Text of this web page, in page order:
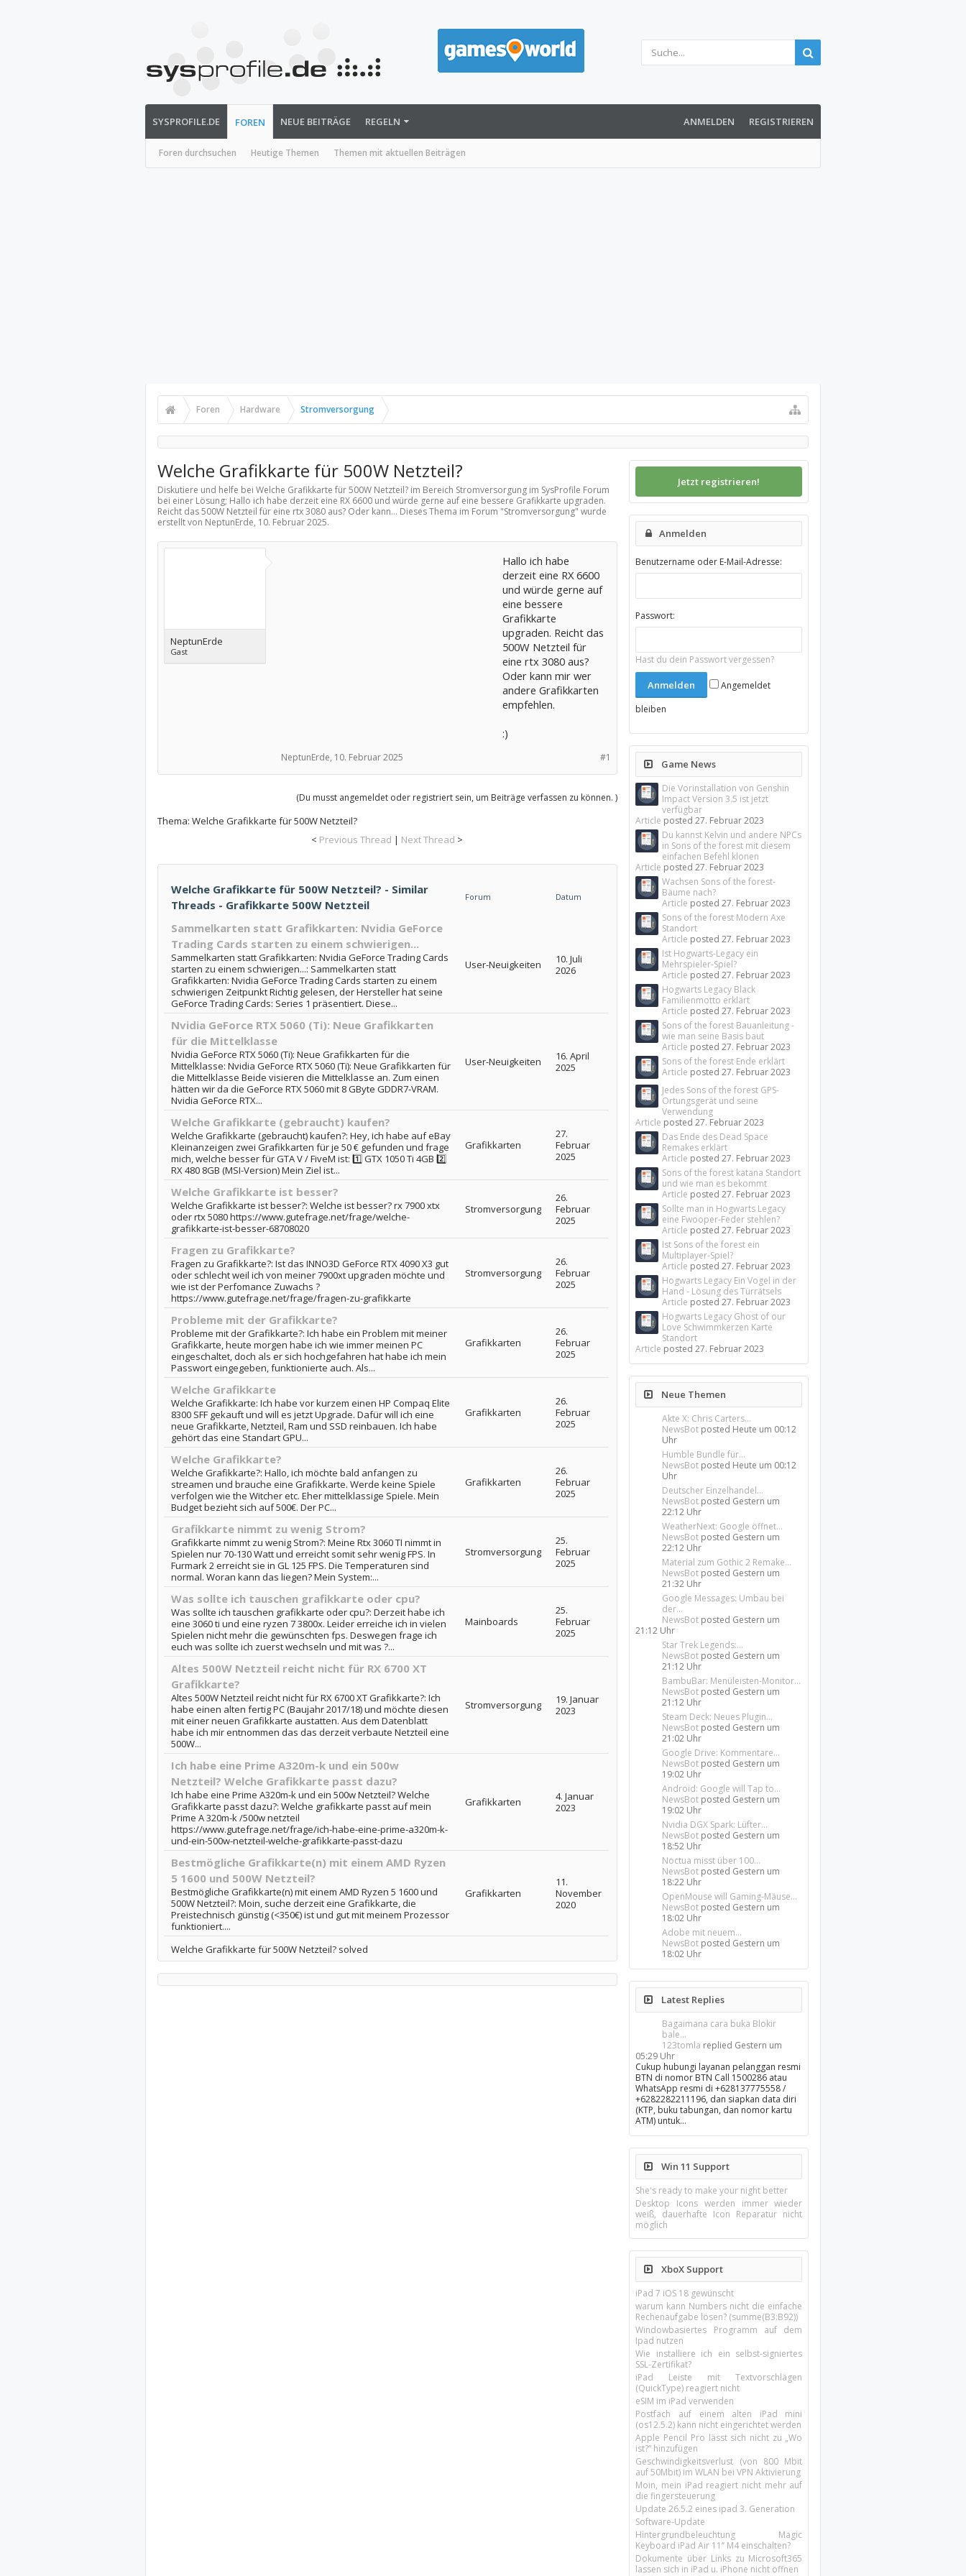
SYSPROFILE.DE FOREN
Foren durchsuchen Heutige Themen Themen mit aktuellen Beiträgen
NEUE BEITRÄGE REGELN ANMELDEN REGISTRIEREN
Foren Hardware Stromversorgung
Welche Grafikkarte für 500W Netzteil?
Diskutiere und helfe bei Welche Grafikkarte für 500W Netzteil? im Bereich Stromversorgungim SysProfile Forum
bei einer Lösung; Hallo ich habe derzeit eine RX 6600 und würde gerne auf eine bessere Grafikkarte upgraden.
Reicht das 500W Netzteil für eine rtx 3080 aus? Oder kann... Dieses Thema im Forum "Stromversorgung" wurde
erstellt von NeptunErde, 10. Februar 2025.
NeptunErde
Gast
Hallo ich habe
derzeit eine RX 6600
und würde gerne auf
eine bessere
Grafikkarte
upgraden. Reicht das
500W Netzteil für
eine rtx 3080 aus?
Oder kann mir wer
andere Grafikkarten
empfehlen.
:)
#1
NeptunErde, 10. Februar 2025
(Du musst angemeldet oder registriert sein, um Beiträge verfassen zu können. )
Thema: Welche Grafikkarte für 500W Netzteil?
< Previous Thread | Next Thread >
Welche Grafikkarte für 500W Netzteil? - Similar
Threads - Grafikkarte 500W Netzteil
Forum Datum
Sammelkarten statt Grafikkarten: Nvidia GeForce
Trading Cards starten zu einem schwierigen...
Sammelkarten statt Grafikkarten: Nvidia GeForce Trading Cards
starten zu einem schwierigen...: Sammelkarten statt
Grafikkarten: Nvidia GeForce Trading Cards starten zu einem
schwierigen Zeitpunkt Richtig gelesen, der Hersteller hat seine
GeForce Trading Cards: Series 1 präsentiert. Diese...
User-Neuigkeiten
10. Juli
2026
Nvidia GeForce RTX 5060 (Ti): Neue Grafikkarten
für die Mittelklasse
Nvidia GeForce RTX 5060 (Ti): Neue Grafikkarten für die
Mittelklasse: Nvidia GeForce RTX 5060 (Ti): Neue Grafikkarten für
die Mittelklasse Beide visieren die Mittelklasse an. Zum einen
hätten wir da die GeForce RTX 5060 mit 8 GByte GDDR7-VRAM.
Nvidia GeForce RTX...
User-Neuigkeiten
16. April
2025
Welche Grafikkarte (gebraucht) kaufen?
Welche Grafikkarte (gebraucht) kaufen?: Hey, ich habe auf eBay
Kleinanzeigen zwei Grafikkarten für je 50 € gefunden und frage
mich, welche besser für GTA V / FiveM ist: 1️⃣ GTX 1050 Ti 4GB 2️⃣
RX 480 8GB (MSI-Version) Mein Ziel ist...
Grafikkarten
27.
Februar
2025
Welche Grafikkarte ist besser?
Welche Grafikkarte ist besser?: Welche ist besser? rx 7900 xtx
oder rtx 5080 https://www.gutefrage.net/frage/welche-
grafikkarte-ist-besser-68708020
Stromversorgung
26.
Februar
2025
Fragen zu Grafikkarte?
Fragen zu Grafikkarte?: Ist das INNO3D GeForce RTX 4090 X3 gut
oder schlecht weil ich von meiner 7900xt upgraden möchte und
wie ist der Perfomance Zuwachs ?
https://www.gutefrage.net/frage/fragen-zu-grafikkarte
Stromversorgung
26.
Februar
2025
Probleme mit der Grafikkarte?
Probleme mit der Grafikkarte?: Ich habe ein Problem mit meiner
Grafikkarte, heute morgen habe ich wie immer meinen PC
eingeschaltet, doch als er sich hochgefahren hat habe ich mein
Passwort eingegeben, funktionierte auch. Als...
Grafikkarten
26.
Februar
2025
Welche Grafikkarte
Welche Grafikkarte: Ich habe vor kurzem einen HP Compaq Elite
8300 SFF gekauft und will es jetzt Upgrade. Dafür will ich eine
neue Grafikkarte, Netzteil, Ram und SSD reinbauen. Ich habe
gehört das eine Standart GPU...
Grafikkarten
26.
Februar
2025
Welche Grafikkarte?
Welche Grafikkarte?: Hallo, ich möchte bald anfangen zu
streamen und brauche eine Grafikkarte. Werde keine Spiele
verfolgen wie the Witcher etc. Eher mittelklassige Spiele. Mein
Budget bezieht sich auf 500€. Der PC...
Grafikkarten
26.
Februar
2025
Grafikkarte nimmt zu wenig Strom?
Grafikkarte nimmt zu wenig Strom?: Meine Rtx 3060 TI nimmt in
Spielen nur 70-130 Watt und erreicht somit sehr wenig FPS. In
Furmark 2 erreicht sie in GL 125 FPS. Die Temperaturen sind
normal. Woran kann das liegen? Mein System:...
Stromversorgung
25.
Februar
2025
Was sollte ich tauschen grafikkarte oder cpu?
Was sollte ich tauschen grafikkarte oder cpu?: Derzeit habe ich
eine 3060 ti und eine ryzen 7 3800x. Leider erreiche ich in vielen
Spielen nicht mehr die gewünschten fps. Deswegen frage ich
euch was sollte ich zuerst wechseln und mit was ?...
Mainboards
25.
Februar
2025
Altes 500W Netzteil reicht nicht für RX 6700 XT
Grafikkarte?
Altes 500W Netzteil reicht nicht für RX 6700 XT Grafikkarte?: Ich
habe einen alten fertig PC (Baujahr 2017/18) und möchte diesen
mit einer neuen Grafikkarte austatten. Aus dem Datenblatt
habe ich mir entnommen das das derzeit verbaute Netzteil eine
500W...
Stromversorgung
19. Januar
2023
Ich habe eine Prime A320m-k und ein 500w
Netzteil? Welche Grafikkarte passt dazu?
Ich habe eine Prime A320m-k und ein 500w Netzteil? Welche
Grafikkarte passt dazu?: Welche grafikkarte passt auf mein
Prime A 320m-k /500w netzteil
https://www.gutefrage.net/frage/ich-habe-eine-prime-a320m-k-
und-ein-500w-netzteil-welche-grafikkarte-passt-dazu
Grafikkarten
4. Januar
2023
Bestmögliche Grafikkarte(n) mit einem AMD Ryzen
5 1600 und 500W Netzteil?
Bestmögliche Grafikkarte(n) mit einem AMD Ryzen 5 1600 und
500W Netzteil?: Moin, suche derzeit eine Grafikkarte, die
Preistechnisch günstig (<350€) ist und gut mit meinem Prozessor
funktioniert....
Grafikkarten
11.
November
2020
Welche Grafikkarte für 500W Netzteil? solved
Jetzt registrieren!
Anmelden
Benutzername oder E-Mail-Adresse:
Passwort:
Hast du dein Passwort vergessen?
Angemeldet
bleiben
Game News
Die Vorinstallation von Genshin
Impact Version 3.5 ist jetzt
verfügbar
Article posted27. Februar 2023
Du kannst Kelvin und andere NPCs
in Sons of the forest mit diesem
einfachen Befehl klonen
Article posted27. Februar 2023
Wachsen Sons of the forest-
Bäume nach?
Article posted27. Februar 2023
Sons of the forest Modern Axe
Standort
Article posted27. Februar 2023
Ist Hogwarts-Legacy ein
Mehrspieler-Spiel?
Article posted27. Februar 2023
Hogwarts Legacy Black
Familienmotto erklärt
Article posted27. Februar 2023
Sons of the forest Bauanleitung -
wie man seine Basis baut
Article posted27. Februar 2023
Sons of the forest Ende erklärt
Article posted27. Februar 2023
Jedes Sons of the forest GPS-
Ortungsgerät und seine
Verwendung
Article posted27. Februar 2023
Das Ende des Dead Space
Remakes erklärt
Article posted27. Februar 2023
Sons of the forest katana Standort
und wie man es bekommt
Article posted27. Februar 2023
Sollte man in Hogwarts Legacy
eine Fwooper-Feder stehlen?
Article posted27. Februar 2023
Ist Sons of the forest ein
Multiplayer-Spiel?
Article posted27. Februar 2023
Hogwarts Legacy Ein Vogel in der
Hand - Lösung des Türrätsels
Article posted27. Februar 2023
Hogwarts Legacy Ghost of our
Love Schwimmkerzen Karte
Standort
Article posted27. Februar 2023
Neue Themen
Akte X: Chris Carters...
NewsBot posted Heute um 00:12
Uhr
Humble Bundle für...
NewsBot posted Heute um 00:12
Uhr
Deutscher Einzelhandel...
NewsBot posted Gestern um
22:12 Uhr
WeatherNext: Google öffnet...
NewsBot posted Gestern um
22:12 Uhr
Material zum Gothic 2 Remake...
NewsBot posted Gestern um
21:32 Uhr
Google Messages: Umbau bei
der...
NewsBot posted Gestern um
21:12 Uhr
Star Trek Legends:...
NewsBot posted Gestern um
21:12 Uhr
BambuBar: Menüleisten-Monitor...
NewsBot posted Gestern um
21:12 Uhr
Steam Deck: Neues Plugin...
NewsBot posted Gestern um
21:02 Uhr
Google Drive: Kommentare...
NewsBot posted Gestern um
19:02 Uhr
Android: Google will Tap to...
NewsBot posted Gestern um
19:02 Uhr
Nvidia DGX Spark: Lüfter...
NewsBot posted Gestern um
18:52 Uhr
Noctua misst über 100...
NewsBot posted Gestern um
18:22 Uhr
OpenMouse will Gaming-Mäuse...
NewsBot posted Gestern um
18:02 Uhr
Adobe mit neuem...
NewsBot posted Gestern um
18:02 Uhr
Latest Replies
Bagaimana cara buka Blokir
bale...
123tomla replied Gestern um
05:29 Uhr
Cukup hubungi layanan pelanggan resmi
BTN di nomor BTN Call 1500286 atau
WhatsApp resmi di +628137775558 /
+6282282211196, dan siapkan data diri
(KTP, buku tabungan, dan nomor kartu
ATM) untuk…
Win 11 Support
She's ready to make your night better
Desktop Icons werden immer wieder
weiß, dauerhafte Icon Reparatur nicht
möglich
XboX Support
iPad 7 iOS 18 gewünscht
warum kann Numbers nicht die einfache
Rechenaufgabe lösen? (summe(B3:B92))
Windowbasiertes Programm auf dem
Ipad nutzen
Wie installiere ich ein selbst-signiertes
SSL-Zertifikat?
iPad Leiste mit Textvorschlägen
(QuickType) reagiert nicht
eSIM im iPad verwenden
Postfach auf einem alten iPad mini
(os12.5.2) kann nicht eingerichtet werden
Apple Pencil Pro lässt sich nicht zu „Wo
ist?“ hinzufügen
Geschwindigkeitsverlust (von 800 Mbit
auf 50Mbit) im WLAN bei VPN Aktivierung
Moin, mein iPad reagiert nicht mehr auf
die fingersteuerung
Update 26.5.2 eines ipad 3. Generation
Software-Update
Hintergrundbeleuchtung Magic
Keyboard iPad Air 11’’ M4 einschalten?
Dokumente über Links zu Microsoft365
lassen sich in iPad u. iPhone nicht öffnen